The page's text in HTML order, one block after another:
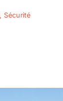
, Sécurité